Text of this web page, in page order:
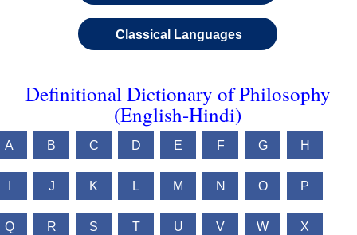
Classical Languages
Definitional Dictionary of Philosophy
(English-Hindi)
A B C D E F G H
J K L M N O P
Q R S T U V W X